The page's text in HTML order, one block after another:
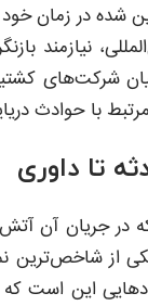
شده در زمان خود
نیازمند
شرکت‌های
با حوادث
تا داوری
که در جریان آن
از
این است